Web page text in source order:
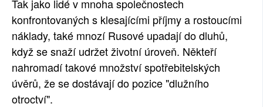
SOCIÁLNÍ SÍTĚ
RUBRIKY
PLNÁ VERZE STRÁNEK
Tak jako lidé v mnoha společnostech
konfrontovaných s klesajícími příjmy a rostoucími
náklady, také mnozí Rusové upadají do dluhů,
když se snaží udržet životní úroveň. Někteří
nahromadí takové množství spotřebitelských
úvěrů, že se dostávají do pozice "dlužního
otroctví".